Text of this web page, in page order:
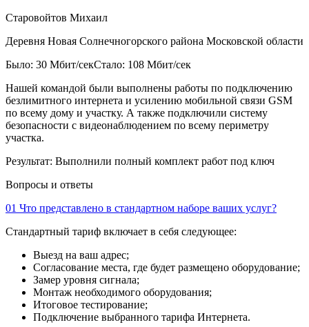
Старовойтов Михаил
Деревня Новая Солнечногорского района Московской области
Было: 30 Мбит/секСтало: 108 Мбит/сек
Нашей командой были выполнены работы по подключению
безлимитного интернета и усилению мобильной связи GSM
по всему дому и участку. А также подключили систему
безопасности с видеонаблюдением по всему периметру
участка.
Результат: Выполнили полный комплект работ под ключ
Вопросы и ответы
01 Что представлено в стандартном наборе ваших услуг?
Стандартный тариф включает в себя следующее:
Выезд на ваш адрес;
Согласование места, где будет размещено оборудование;
Замер уровня сигнала;
Монтаж необходимого оборудования;
Итоговое тестирование;
Подключение выбранного тарифа Интернета.